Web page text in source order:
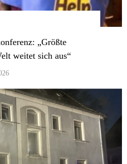
„Größte
weitet sich aus“